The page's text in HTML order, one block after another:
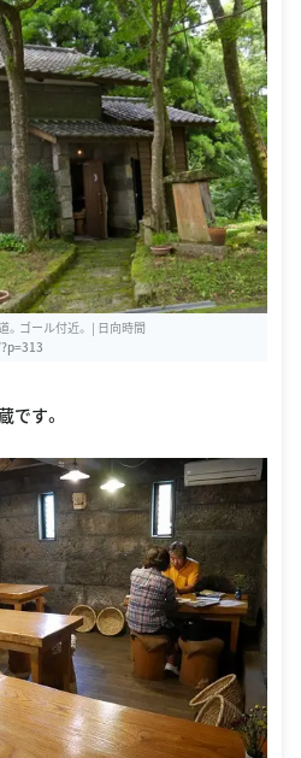
。ゴール付近。 | 日向時間
です。